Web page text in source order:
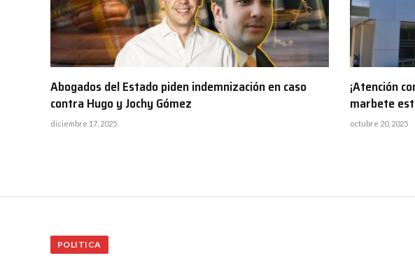
Abogados del Estado piden indemnización en caso
contra Hugo y Jochy Gómez
diciembre 17, 2025
¡Atención
marbete
octubre 20, 2025
POLITICA